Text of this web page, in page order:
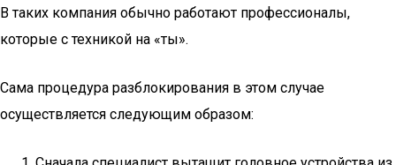
В таких компания обычно работают профессионалы,
которые с техникой на «ты».
Сама процедура разблокирования в этом случае
осуществляется следующим образом: